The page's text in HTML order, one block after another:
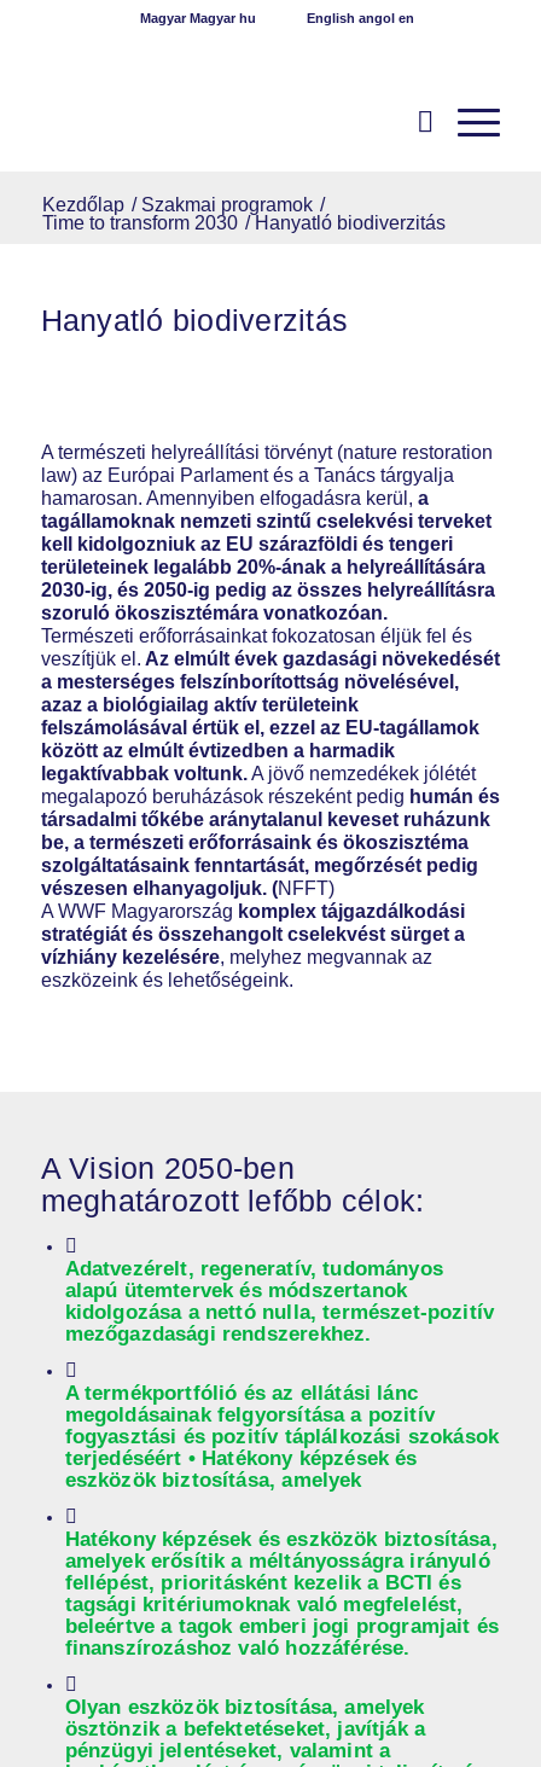
Magyar Magyar hu English angol en
Kezdőlap / Szakmai programok /
Time to transform 2030 / Hanyatló biodiverzitás
Hanyatló biodiverzitás
A természeti helyreállítási törvényt (nature restoration
law) az Európai Parlament és a Tanács tárgyalja
hamarosan. Amennyiben elfogadásra kerül, a
tagállamoknak nemzeti szintű cselekvési terveket
kell kidolgozniuk az EU szárazföldi és tengeri
területeinek legalább 20%-ának a helyreállítására
2030-ig, és 2050-ig pedig az összes helyreállításra
szoruló ökoszisztémára vonatkozóan.
Természeti erőforrásainkat fokozatosan éljük fel és
veszítjük el. Az elmúlt évek gazdasági növekedését
a mesterséges felszínborítottság növelésével,
azaz a biológiailag aktív területeink
felszámolásával értük el, ezzel az EU-tagállamok
között az elmúlt évtizedben a harmadik
legaktívabbak voltunk.A jövő nemzedékek jólétét
megalapozó beruházások részeként pedig humán és
társadalmi tőkébe aránytalanul keveset ruházunk
be, a természeti erőforrásaink és ökoszisztéma
szolgáltatásaink fenntartását, megőrzését pedig
vészesen elhanyagoljuk. (NFFT)
A WWF Magyarország komplex tájgazdálkodási
stratégiát és összehangolt cselekvést sürget a
vízhiány kezelésére, melyhez megvannak az
eszközeink és lehetőségeink.
A Vision 2050-ben
meghatározott lefőbb célok:
Adatvezérelt, regeneratív, tudományos
alapú ütemtervek és módszertanok
kidolgozása a nettó nulla, természet-pozitív
mezőgazdasági rendszerekhez.
A termékportfólió és az ellátási lánc
megoldásainak felgyorsítása a pozitív
fogyasztási és pozitív táplálkozási szokások
terjedéséért • Hatékony képzések és
eszközök biztosítása, amelyek
Hatékony képzések és eszközök biztosítása,
amelyek erősítik a méltányosságra irányuló
fellépést, prioritásként kezelik a BCTI és
tagsági kritériumoknak való megfelelést,
beleértve a tagok emberi jogi programjait és
finanszírozáshoz való hozzáférése.
Olyan eszközök biztosítása, amelyek
ösztönzik a befektetéseket, javítják a
pénzügyi jelentéseket, valamint a